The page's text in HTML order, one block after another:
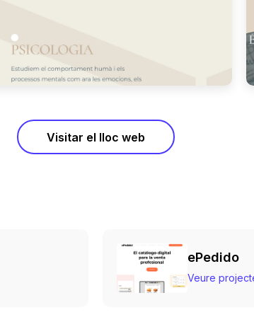
Visitar el lloc web
ePedido
Veure